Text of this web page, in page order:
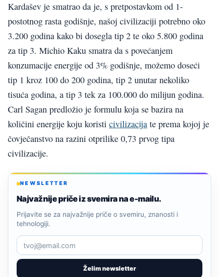
Kardašev je smatrao da je, s pretpostavkom od 1-
postotnog rasta godišnje, našoj civilizaciji potrebno oko
3.200 godina kako bi dosegla tip 2 te oko 5.800 godina
za tip 3. Michio Kaku smatra da s povećanjem
konzumacije energije od 3% godišnje, možemo doseći
tip 1 kroz 100 do 200 godina, tip 2 unutar nekoliko
tisuća godina, a tip 3 tek za 100.000 do milijun godina.
Carl Sagan predložio je formulu koja se bazira na
količini energije koju koristi civilizacija te prema kojoj je
čovječanstvo na razini otprilike 0,73 prvog tipa
civilizacije.
NEWSLETTER
Najvažnije priče iz svemira na e-mailu.
Želim newsletter
Prijavite se za najvažnije priče o svemiru, znanosti i
tehnologiji.